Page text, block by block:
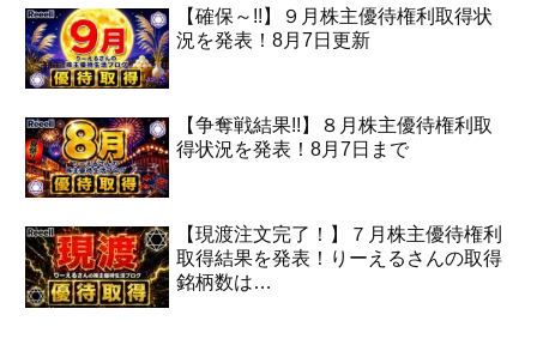
【確保～!!】９月株主優待権利取得状
況を発表！8月7日更新
【争奪戦結果!!】８月株主優待権利取
得状況を発表！8月7日まで
【現渡注文完了！】７月株主優待権利
取得結果を発表！りーえるさんの取得
銘柄数は…